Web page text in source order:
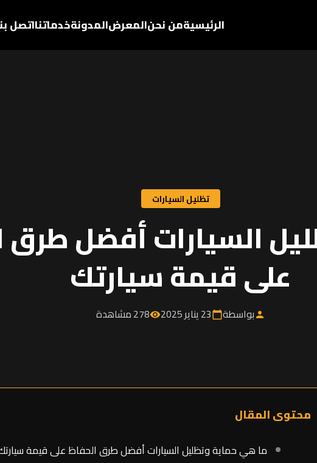
الرئيسيةمن نحنالمعرضالمدونةخدماتنااتصل
تظليل السيارات
السيارات أفضل طرق
على قيمة سيارتك
person بواسطةcalendar_today23 يناير 2025 visibility278 مشاهدة
محتوى المقال
ما هي حماية وتظليل السيارات أفضل طرق الحفاظ على قيمة